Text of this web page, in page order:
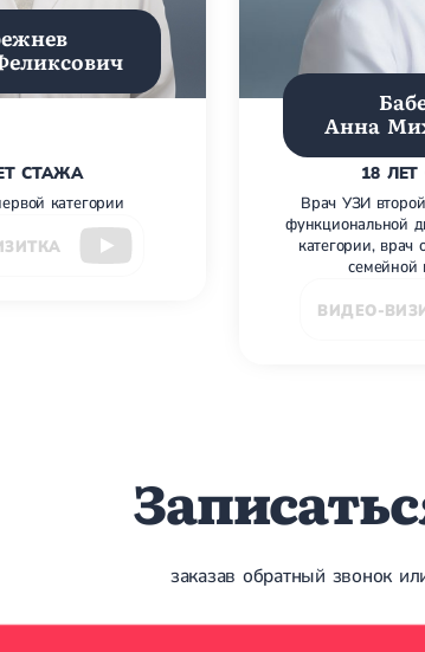
СТАЖА
категории
Анна
18
Врач УЗИ
функциональной
категории,
ВИДЕО-
заказав обратный звонок